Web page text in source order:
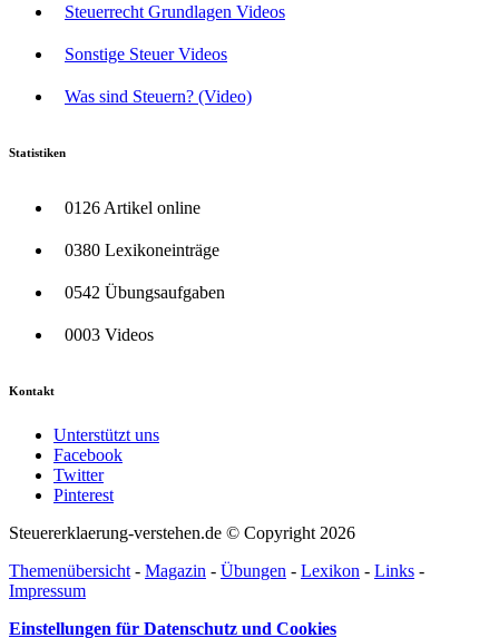
Steuerrecht Grundlagen Videos
Sonstige Steuer Videos
Was sind Steuern? (Video)
Statistiken
0126 Artikel online
0380 Lexikoneinträge
0542 Übungsaufgaben
0003 Videos
Kontakt
Unterstützt uns
Facebook
Twitter
Pinterest
Steuererklaerung-verstehen.de © Copyright 2026
Themenübersicht - Magazin - Übungen - Lexikon - Links -
Impressum
Einstellungen für Datenschutz und Cookies